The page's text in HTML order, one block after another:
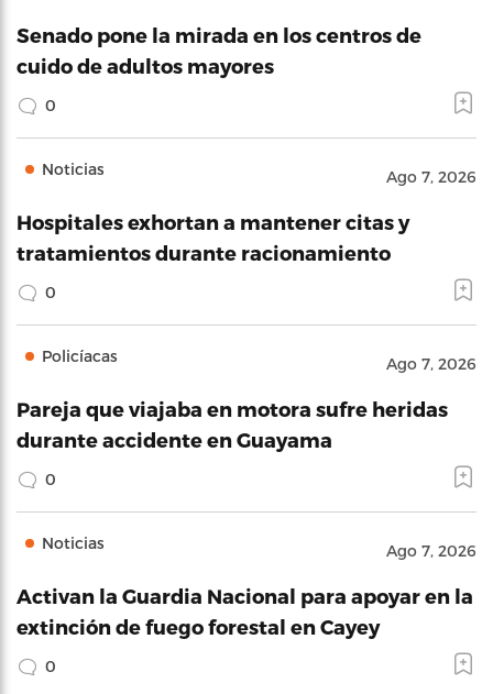
Senado pone la mirada en los centros de
cuido de adultos mayores
0
Noticias Ago 7, 2026
Hospitales exhortan a mantener citas y
tratamientos durante racionamiento
0
Policíacas Ago 7, 2026
Pareja que viajaba en motora sufre heridas
durante accidente en Guayama
0
Noticias Ago 7, 2026
Activan la Guardia Nacional para apoyar en la
extinción de fuego forestal en Cayey
0